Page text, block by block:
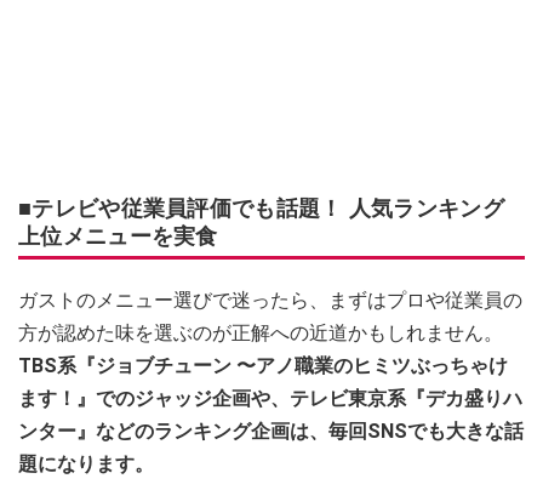
■テレビや従業員評価でも話題！ 人気ランキング
上位メニューを実食
ガストのメニュー選びで迷ったら、まずはプロや従業員の
方が認めた味を選ぶのが正解への近道かもしれません。
TBS系『ジョブチューン 〜アノ職業のヒミツぶっちゃけ
ます！』でのジャッジ企画や、テレビ東京系『デカ盛りハ
ンター』などのランキング企画は、毎回SNSでも大きな話
題になります。